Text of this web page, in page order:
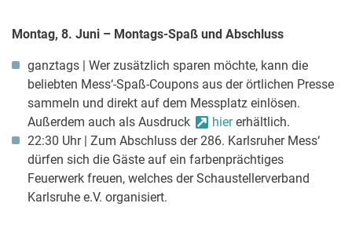
Montag, 8. Juni – Montags-Spaß und Abschluss
ganztags | Wer zusätzlich sparen möchte, kann die
beliebten Mess‘-Spaß-Coupons aus der örtlichen Presse
sammeln und direkt auf dem Messplatz einlösen.
Außerdem auch als Ausdruck
hiererhältlich.
22:30 Uhr | Zum Abschluss der 286. Karlsruher Mess‘
dürfen sich die Gäste auf ein farbenprächtiges
Feuerwerk freuen, welches der Schaustellerverband
Karlsruhe e.V. organisiert.